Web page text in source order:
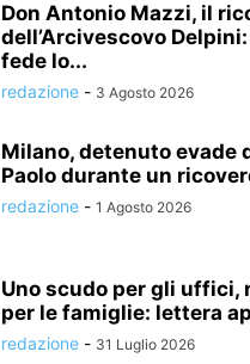
Don Antonio Mazzi, il
dell’Arcivescovo
fede lo...
redazione - 3 Agosto 2026
Milano, detenuto evade
Paolo durante un
redazione - 1 Agosto 2026
Uno scudo per gli uffici,
per le famiglie: lettera
redazione - 31 Luglio 2026